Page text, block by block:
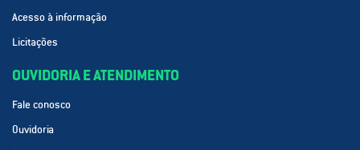
Acesso à informação
Licitações
OUVIDORIA E ATENDIMENTO
Fale conosco
Ouvidoria